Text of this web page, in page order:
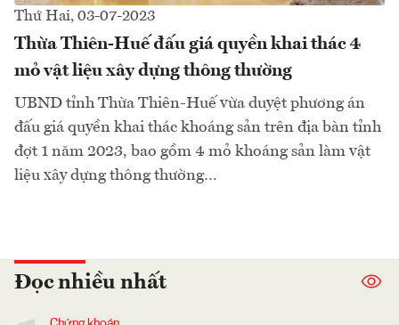
Thứ Hai, 03-07-2023
Thừa Thiên-Huế đấu giá quyền khai thác 4
mỏ vật liệu xây dựng thông thường
UBND tỉnh Thừa Thiên-Huế vừa duyệt phương án
đấu giá quyền khai thác khoáng sản trên địa bàn tỉnh
đợt 1 năm 2023, bao gồm 4 mỏ khoáng sản làm vật
liệu xây dựng thông thường…
Đọc nhiều nhất